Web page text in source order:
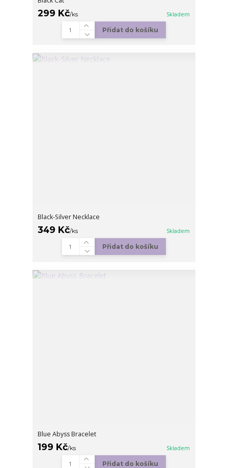
299 Kč/ks Skladem
Přidat do košíku
Black-Silver Necklace
349 Kč/ks Skladem
Přidat do košíku
Blue Abyss Bracelet
199 Kč/ks Skladem
Přidat do košíku